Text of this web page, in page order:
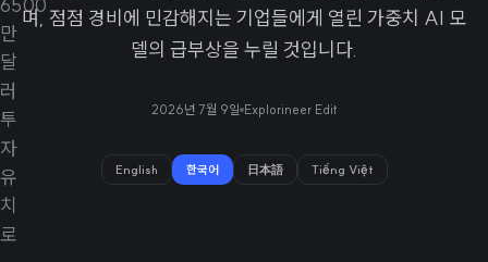
며, 점점 경비에 민감해지는 기업들에게 열린 가중치 AI 모
델의 급부상을 누릴 것입니다.
2026년 7월 9일 Explorineer Edit
English 한국어 日本語 Tiếng Việt